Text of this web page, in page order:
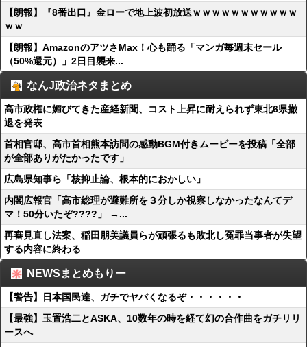
【朗報】『8番出口』金ローで地上波初放送ｗｗｗｗｗｗｗｗｗｗｗ
ｗｗ
【朗報】AmazonのアツさMax！心も踊る「マンガ毎週末セール
（50%還元）」2日目襲来...
なんJ政治ネタまとめ
高市政権に媚びてきた産経新聞、コスト上昇に耐えられず東北6県撤
退を発表
首相官邸、高市首相熊本訪問の感動BGM付きムービーを投稿「全部
が全部ありがたかったです」
広島県知事ら「核抑止論、根本的におかしい」
内閣広報官「高市総理が避難所を３分しか視察しなかったなんてデ
マ！50分いたぞ????」 →...
再審見直し法案、稲田朋美議員らが頑張るも敗北し冤罪当事者が失望
する内容に終わる
NEWSまとめもりー
【警告】日本国民達、ガチでヤバくなるぞ・・・・・・
【最強】玉置浩二とASKA、10数年の時を経て幻の合作曲をガチリリ
ースへ